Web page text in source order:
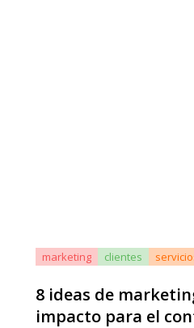
marketing clientes
8 ideas de
impacto para el